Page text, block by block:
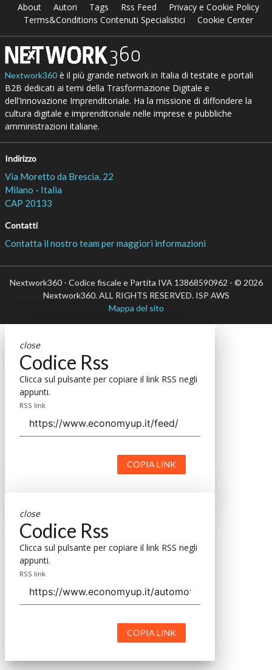
About Autori Tags Rss Feed
Privacy e Cookie Policy
Terms&Conditions Contenuti Specialistici
Cookie Center
Nextwork360è il più grande network in Italia di testate e portali
B2B dedicati ai temi della Trasformazione Digitale e
dell’Innovazione Imprenditoriale. Ha la missione di diffondere la
cultura digitale e imprenditoriale nelle imprese e pubbliche
amministrazioni italiane.
Indirizzo
Via Moretto da Brescia, 22
Milano - Italia
CAP 20133
Contatti
Contatta il nostro team per maggiori informazioni
Nextwork360 - Codice fiscale e Partita IVA 13868590962 - © 2026
Nextwork360. ALL RIGHTS RESERVED. ISP AWS
Mappa del sito
close
Codice Rss
Clicca sul pulsante per copiare il link RSS negli
appunti.
RSS link
COPIA LINK
close
Codice Rss
Clicca sul pulsante per copiare il link RSS negli
appunti.
RSS link
COPIA LINK